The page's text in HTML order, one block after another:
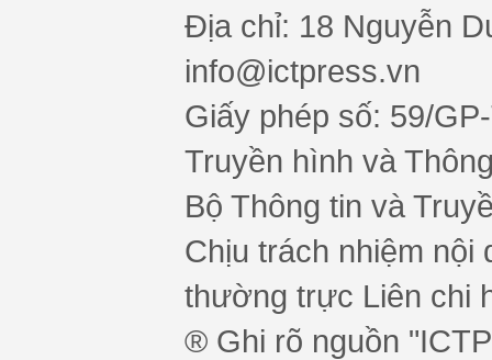
Địa chỉ: 18 Nguyễn
info@ictpress.vn
Giấy phép số: 59/
Truyền hình và
Bộ Thông tin và
Chịu trách nhiệm nội
thường trực Liên chi
® Ghi rõ nguồn